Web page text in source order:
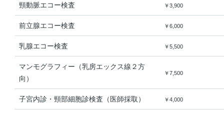
頸動脈エコー検査 ￥3,900
前立腺エコー検査 ￥6,000
乳腺エコー検査 ￥5,500
マンモグラフィー（乳房エックス線２方
向）
￥7,500
子宮内診・頸部細胞診検査（医師採取） ￥4,000